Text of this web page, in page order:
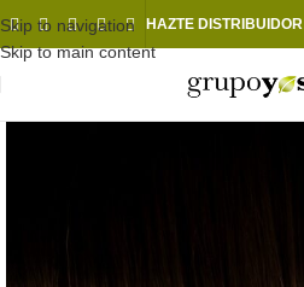
Skip to navigation
Skip to main content
HAZTE DISTRIBUIDOR